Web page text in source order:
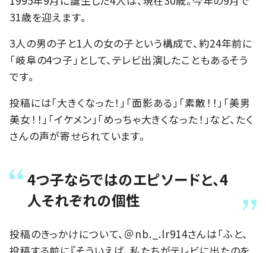
31歳を迎えます。
3人の男の子と1人の女の子という構成で、約24年前に
「岐阜の4つ子」として、テレビ出演したこともあるそう
です。
投稿には「大きくなった！」「面影ある」「素敵！！」「美男
美女！！」「イケメン」「めっちゃ大きくなった！」など、たく
さんの声が寄せられています。
4つ子ならではのエピソードと、4
人それぞれの個性
投稿のきっかけについて、＠nb._.lr914さんは「ふと、